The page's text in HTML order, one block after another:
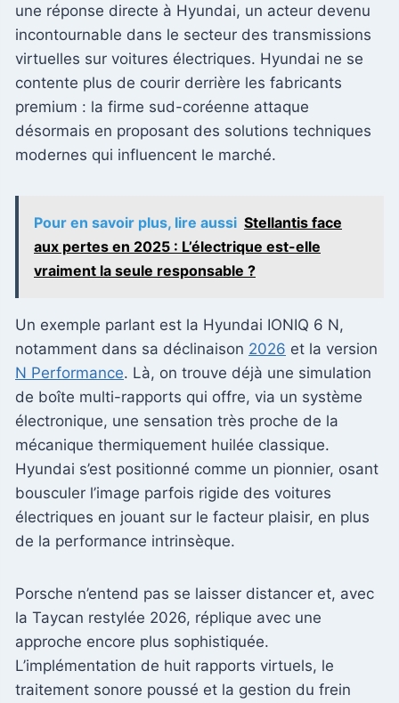
une réponse directe à Hyundai, un acteur devenu
incontournable dans le secteur des transmissions
virtuelles sur voitures électriques. Hyundai ne se
contente plus de courir derrière les fabricants
premium : la firme sud-coréenne attaque
désormais en proposant des solutions techniques
modernes qui influencent le marché.
Pour en savoir plus, lire aussi Stellantis face
aux pertes en 2025 : L’électrique est-elle
vraiment la seule responsable ?
Un exemple parlant est la Hyundai IONIQ 6 N,
notamment dans sa déclinaison 2026 et la version
N Performance. Là, on trouve déjà une simulation
de boîte multi-rapports qui offre, via un système
électronique, une sensation très proche de la
mécanique thermiquement huilée classique.
Hyundai s’est positionné comme un pionnier, osant
bousculer l’image parfois rigide des voitures
électriques en jouant sur le facteur plaisir, en plus
de la performance intrinsèque.
Porsche n’entend pas se laisser distancer et, avec
la Taycan restylée 2026, réplique avec une
approche encore plus sophistiquée.
L’implémentation de huit rapports virtuels, le
traitement sonore poussé et la gestion du frein